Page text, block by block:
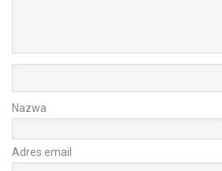
Nazwa
Adres email